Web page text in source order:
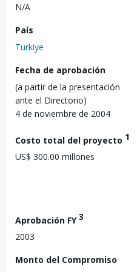
N/A
País
Turkiye
Fecha de aprobación
(a partir de la presentación
ante el Directorio)
4 de noviembre de 2004
Costo total del proyecto 1
US$ 300.00 millones
Aprobación FY3
2003
Monto del Compromiso